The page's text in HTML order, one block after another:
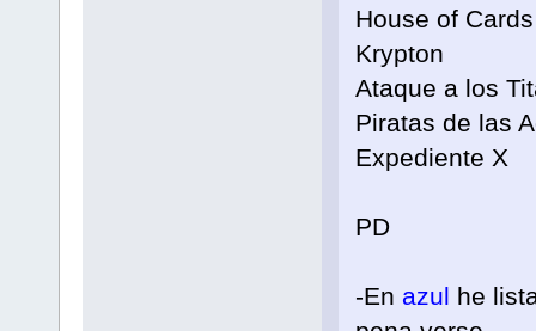
House of Cards
Krypton
Ataque a los
Piratas de las
Expediente X
PD
-En azul he